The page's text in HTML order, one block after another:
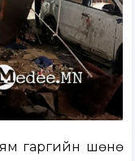
гаргийн шөнө